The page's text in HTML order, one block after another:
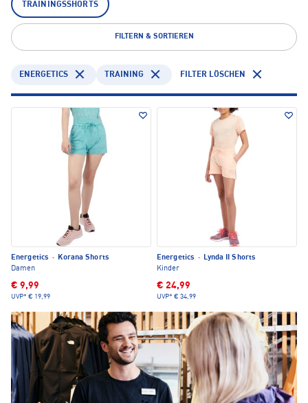
TRAININGSSHORTS
FILTERN & SORTIEREN
ENERGETICS TRAINING FILTER LÖSCHEN
Energetics ·
Korana Shorts
Damen
€ 9,99
UVP* € 19,99
Energetics ·
Lynda II Shorts
Kinder
€ 24,99
UVP* € 34,99